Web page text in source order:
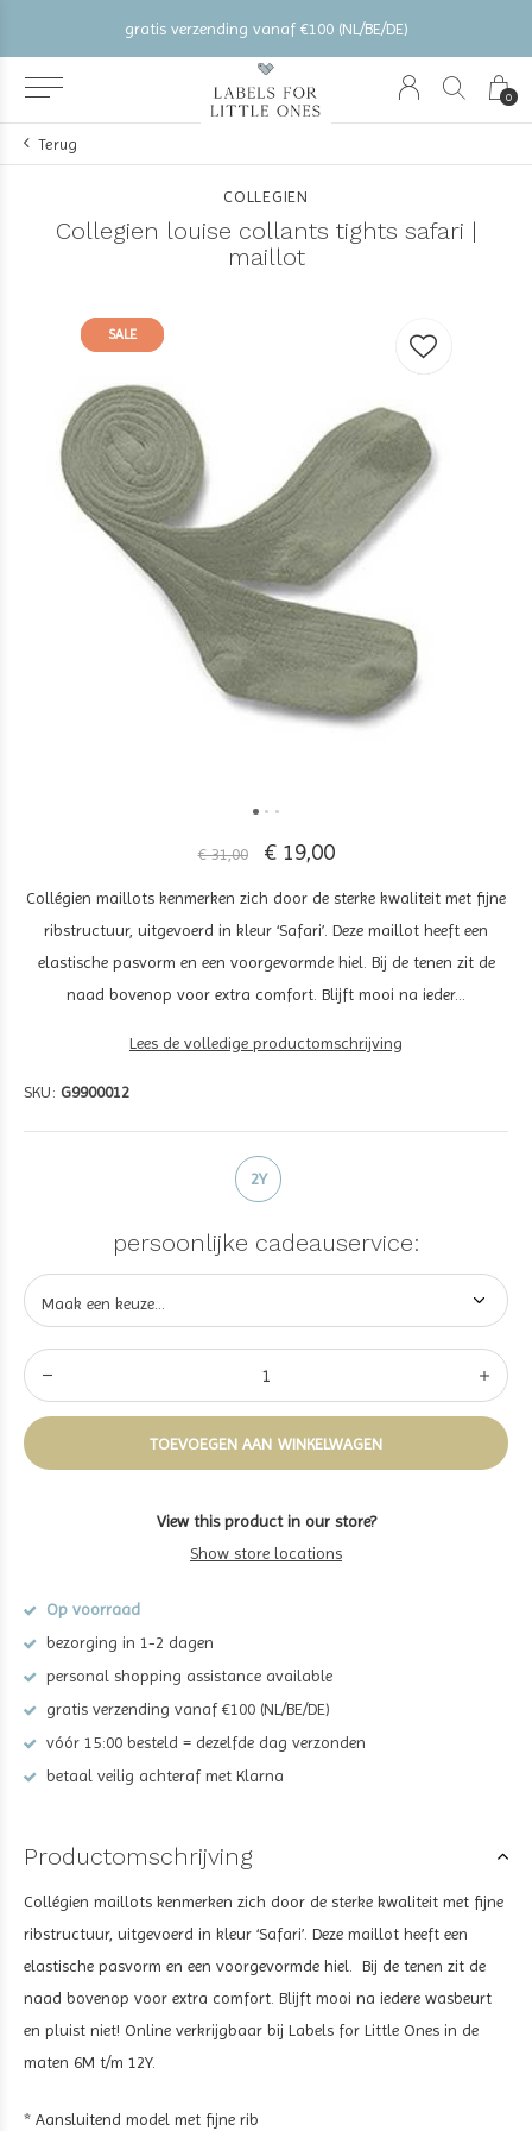
0
gratis verzending vanaf €100 (NL/BE/DE)
Terug
COLLEGIEN
Collegien louise collants tights safari |
maillot
SALE
SALE
€ 31,00 € 19,00
Collégien maillots kenmerken zich door de sterke kwaliteit met fijne
ribstructuur, uitgevoerd in kleur ‘Safari’. Deze maillot heeft een
elastische pasvorm en een voorgevormde hiel. Bij de tenen zit de
naad bovenop voor extra comfort. Blijft mooi na ieder...
Lees de volledige productomschrijving
SKU: G9900012
2Y
persoonlijke cadeauservice:
TOEVOEGEN AAN WINKELWAGEN
View this product in our store?
Show store locations
Op voorraad
bezorging in 1-2 dagen
personal shopping assistance available
gratis verzending vanaf €100 (NL/BE/DE)
vóór 15:00 besteld = dezelfde dag verzonden
betaal veilig achteraf met Klarna
Productomschrijving
Collégien maillots kenmerken zich door de sterke kwaliteit met fijne
ribstructuur, uitgevoerd in kleur ‘Safari’. Deze maillot heeft een
elastische pasvorm en een voorgevormde hiel. Bij de tenen zit de
naad bovenop voor extra comfort. Blijft mooi na iedere wasbeurt
en pluist niet! Online verkrijgbaar bij Labels for Little Ones in de
maten 6M t/m 12Y.
* Aansluitend model met fijne rib